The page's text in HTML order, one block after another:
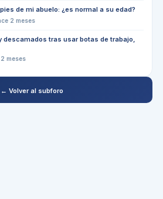
de mi abuelo: ¿es normal a su edad?
2 meses
tras usar botas de trabajo,
meses
← Volver al subforo